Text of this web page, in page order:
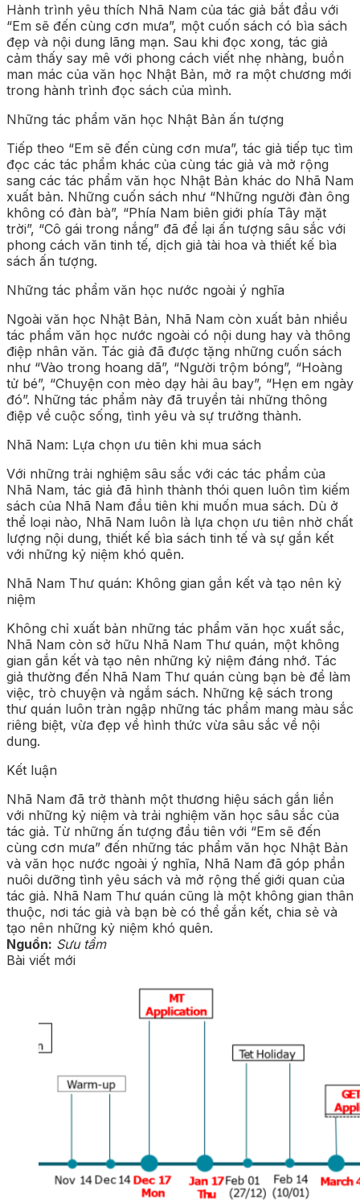
Hành trình yêu thích Nhã Nam của tác giả bắt đầu với
“Em sẽ đến cùng cơn mưa”, một cuốn sách có bìa sách
đẹp và nội dung lãng mạn. Sau khi đọc xong, tác giả
cảm thấy say mê với phong cách viết nhẹ nhàng, buồn
man mác của văn học Nhật Bản, mở ra một chương mới
trong hành trình đọc sách của mình.
Những tác phẩm văn học Nhật Bản ấn tượng
Tiếp theo “Em sẽ đến cùng cơn mưa”, tác giả tiếp tục tìm
đọc các tác phẩm khác của cùng tác giả và mở rộng
sang các tác phẩm văn học Nhật Bản khác do Nhã Nam
xuất bản. Những cuốn sách như “Những người đàn ông
không có đàn bà”, “Phía Nam biên giới phía Tây mặt
trời”, “Cô gái trong nắng” đã để lại ấn tượng sâu sắc với
phong cách văn tinh tế, dịch giả tài hoa và thiết kế bìa
sách ấn tượng.
Những tác phẩm văn học nước ngoài ý nghĩa
Ngoài văn học Nhật Bản, Nhã Nam còn xuất bản nhiều
tác phẩm văn học nước ngoài có nội dung hay và thông
điệp nhân văn. Tác giả đã được tặng những cuốn sách
như “Vào trong hoang dã”, “Người trộm bóng”, “Hoàng
tử bé”, “Chuyện con mèo dạy hải âu bay”, “Hẹn em ngày
đó”. Những tác phẩm này đã truyền tải những thông
điệp về cuộc sống, tình yêu và sự trưởng thành.
Nhã Nam: Lựa chọn ưu tiên khi mua sách
Với những trải nghiệm sâu sắc với các tác phẩm của
Nhã Nam, tác giả đã hình thành thói quen luôn tìm kiếm
sách của Nhã Nam đầu tiên khi muốn mua sách. Dù ở
thể loại nào, Nhã Nam luôn là lựa chọn ưu tiên nhờ chất
lượng nội dung, thiết kế bìa sách tinh tế và sự gắn kết
với những kỷ niệm khó quên.
Nhã Nam Thư quán: Không gian gắn kết và tạo nên kỷ
niệm
Không chỉ xuất bản những tác phẩm văn học xuất sắc,
Nhã Nam còn sở hữu Nhã Nam Thư quán, một không
gian gắn kết và tạo nên những kỷ niệm đáng nhớ. Tác
giả thường đến Nhã Nam Thư quán cùng bạn bè để làm
việc, trò chuyện và ngắm sách. Những kệ sách trong
thư quán luôn tràn ngập những tác phẩm mang màu sắc
riêng biệt, vừa đẹp về hình thức vừa sâu sắc về nội
dung.
Kết luận
Nhã Nam đã trở thành một thương hiệu sách gắn liền
với những kỷ niệm và trải nghiệm văn học sâu sắc của
tác giả. Từ những ấn tượng đầu tiên với “Em sẽ đến
cùng cơn mưa” đến những tác phẩm văn học Nhật Bản
và văn học nước ngoài ý nghĩa, Nhã Nam đã góp phần
nuôi dưỡng tình yêu sách và mở rộng thế giới quan của
tác giả. Nhã Nam Thư quán cũng là một không gian thân
thuộc, nơi tác giả và bạn bè có thể gắn kết, chia sẻ và
tạo nên những kỷ niệm khó quên.
Nguồn: Sưu tầm
Bài viết mới